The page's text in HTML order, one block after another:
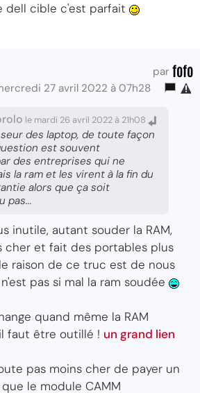
dell cible c'est parfait
par fofo
27 avril 2022 à 07h28
le mardi 26 avril 2022 à 21h08
des laptop, de toute façon
est souvent
des entreprises qui ne
la ram et les virent à la fin du
alors que ça soit
pas...
inutile, autant souder la RAM,
cher et fait des portables plus
raison de ce truc est de nous
pas si mal la ram soudée
quand même la RAM
faut être outillé ! un grand lien
pas moins cher de payer un
le module CAMM